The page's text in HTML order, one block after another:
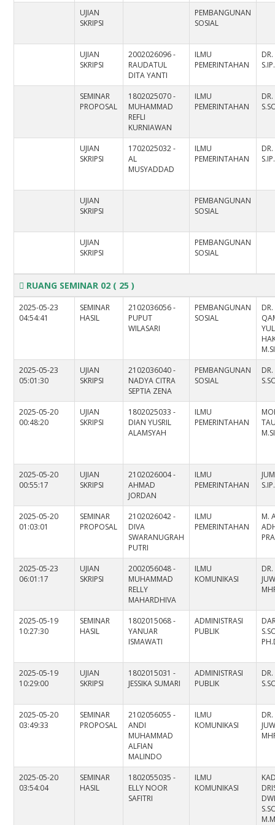
UJIAN
SKRIPSI
PEMBANGUNAN
SOSIAL
UJIAN
SKRIPSI
2002026096 -
RAUDATUL
DITA YANTI
ILMU
PEMERINTAHAN
SEMINAR
PROPOSAL
1802025070 -
MUHAMMAD
REFLI
KURNIAWAN
ILMU
PEMERINTAHAN
UJIAN
SKRIPSI
1702025032 -
AL
MUSYADDAD
ILMU
PEMERINTAHAN
UJIAN
SKRIPSI
PEMBANGUNAN
SOSIAL
UJIAN
SKRIPSI
PEMBANGUNAN
SOSIAL
RUANG SEMINAR 02 ( 25 )
2025-05-23
04:54:41
SEMINAR
HASIL
2102036056 -
PUPUT
WILASARI
PEMBANGUNAN
SOSIAL
DR.
M.SI
2025-05-23
05:01:30
UJIAN
SKRIPSI
2102036040 -
NADYA CITRA
SEPTIA ZENA
PEMBANGUNAN
SOSIAL
2025-05-20
00:48:20
UJIAN
SKRIPSI
1802025033 -
DIAN YUSRIL
ALAMSYAH
ILMU
PEMERINTAHAN
M.SI
2025-05-20
00:55:17
UJIAN
SKRIPSI
2102026004 -
AHMAD
JORDAN
ILMU
PEMERINTAHAN
2025-05-20
01:03:01
SEMINAR
PROPOSAL
2102026042 -
DIVA
SWARANUGRAH
PUTRI
ILMU
PEMERINTAHAN
M.
2025-05-23
06:01:17
UJIAN
SKRIPSI
2002056048 -
MUHAMMAD
RELLY
MAHARDHIVA
ILMU
KOMUNIKASI
2025-05-19
10:27:30
SEMINAR
HASIL
1802015068 -
YANUAR
ISMAWATI
ADMINISTRASI
PUBLIK
2025-05-19
10:29:00
UJIAN
SKRIPSI
1802015031 -
JESSIKA SUMARI
ADMINISTRASI
PUBLIK
2025-05-20
03:49:33
SEMINAR
PROPOSAL
2102056055 -
ANDI
MUHAMMAD
ALFIAN
MALINDO
ILMU
KOMUNIKASI
2025-05-20
03:54:04
SEMINAR
HASIL
1802055035 -
ELLY NOOR
SAFITRI
ILMU
KOMUNIKASI